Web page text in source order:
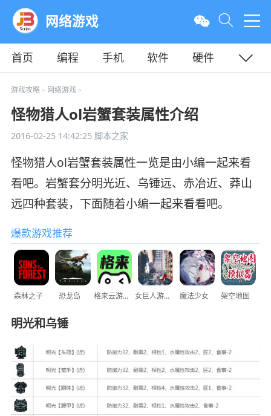
网络游戏
首页 编程 手机 软件
硬件
教程
平面
游戏攻略> 网络游戏>
怪物猎人ol岩蟹套装属性介绍
2016-02-25 14:42:25脚本之家
怪物猎人ol岩蟹套装属性一览是由小编一起来看
看吧。岩蟹套分明光近、乌锤远、赤冶近、莽山
远四种套装，下面随着小编一起来看看吧。
爆款游戏推荐
森林之子 恐龙岛 格来云游戏 女巨人游乐场 魔法少女 架空地图
明光和乌锤